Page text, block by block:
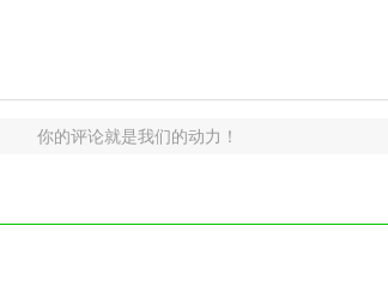
你的评论就是我们的动力！